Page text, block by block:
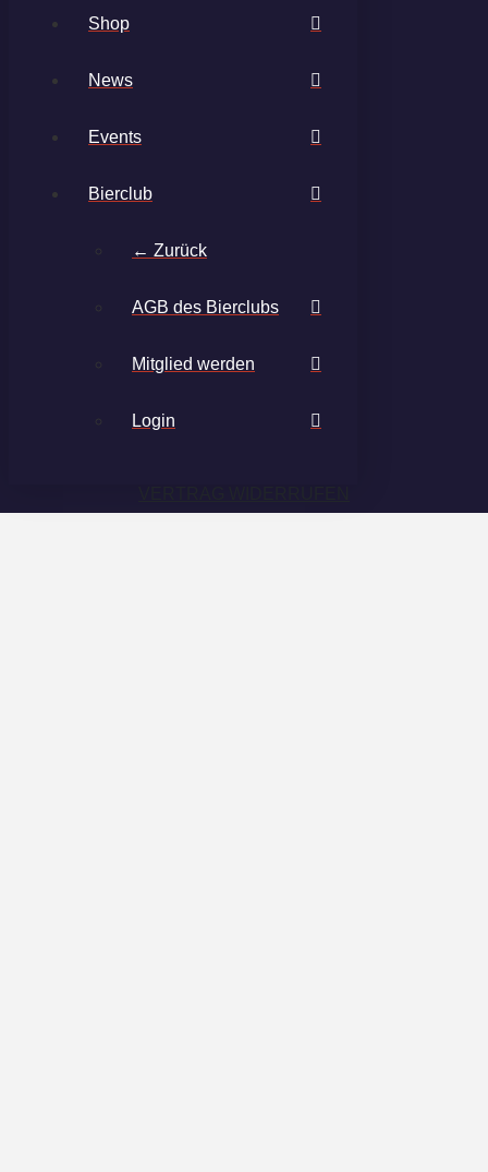
Shop
News
Events
Bierclub
← Zurück
AGB des Bierclubs
Mitglied werden
Login